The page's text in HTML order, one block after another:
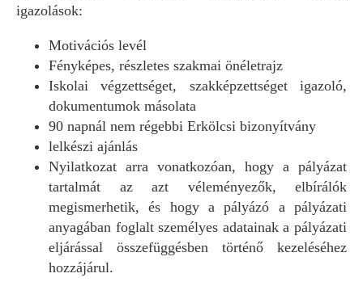
igazolások:
Motivációs levél
Fényképes, részletes szakmai önéletrajz
Iskolai végzettséget, szakképzettséget igazoló,
dokumentumok másolata
90 napnál nem régebbi Erkölcsi bizonyítvány
lelkészi ajánlás
Nyilatkozat arra vonatkozóan, hogy a pályázat
tartalmát az azt véleményezők, elbírálók
megismerhetik, és hogy a pályázó a pályázati
anyagában foglalt személyes adatainak a pályázati
eljárással összefüggésben történő kezeléséhez
hozzájárul.